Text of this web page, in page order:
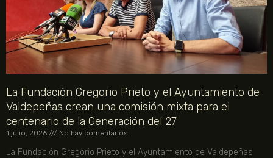
La Fundación Gregorio Prieto y el Ayuntamiento de
Valdepeñas crean una comisión mixta para el
centenario de la Generación del 27
1 julio, 2026 No hay comentarios
La Fundación Gregorio Prieto y el Ayuntamiento de Valdepeñas